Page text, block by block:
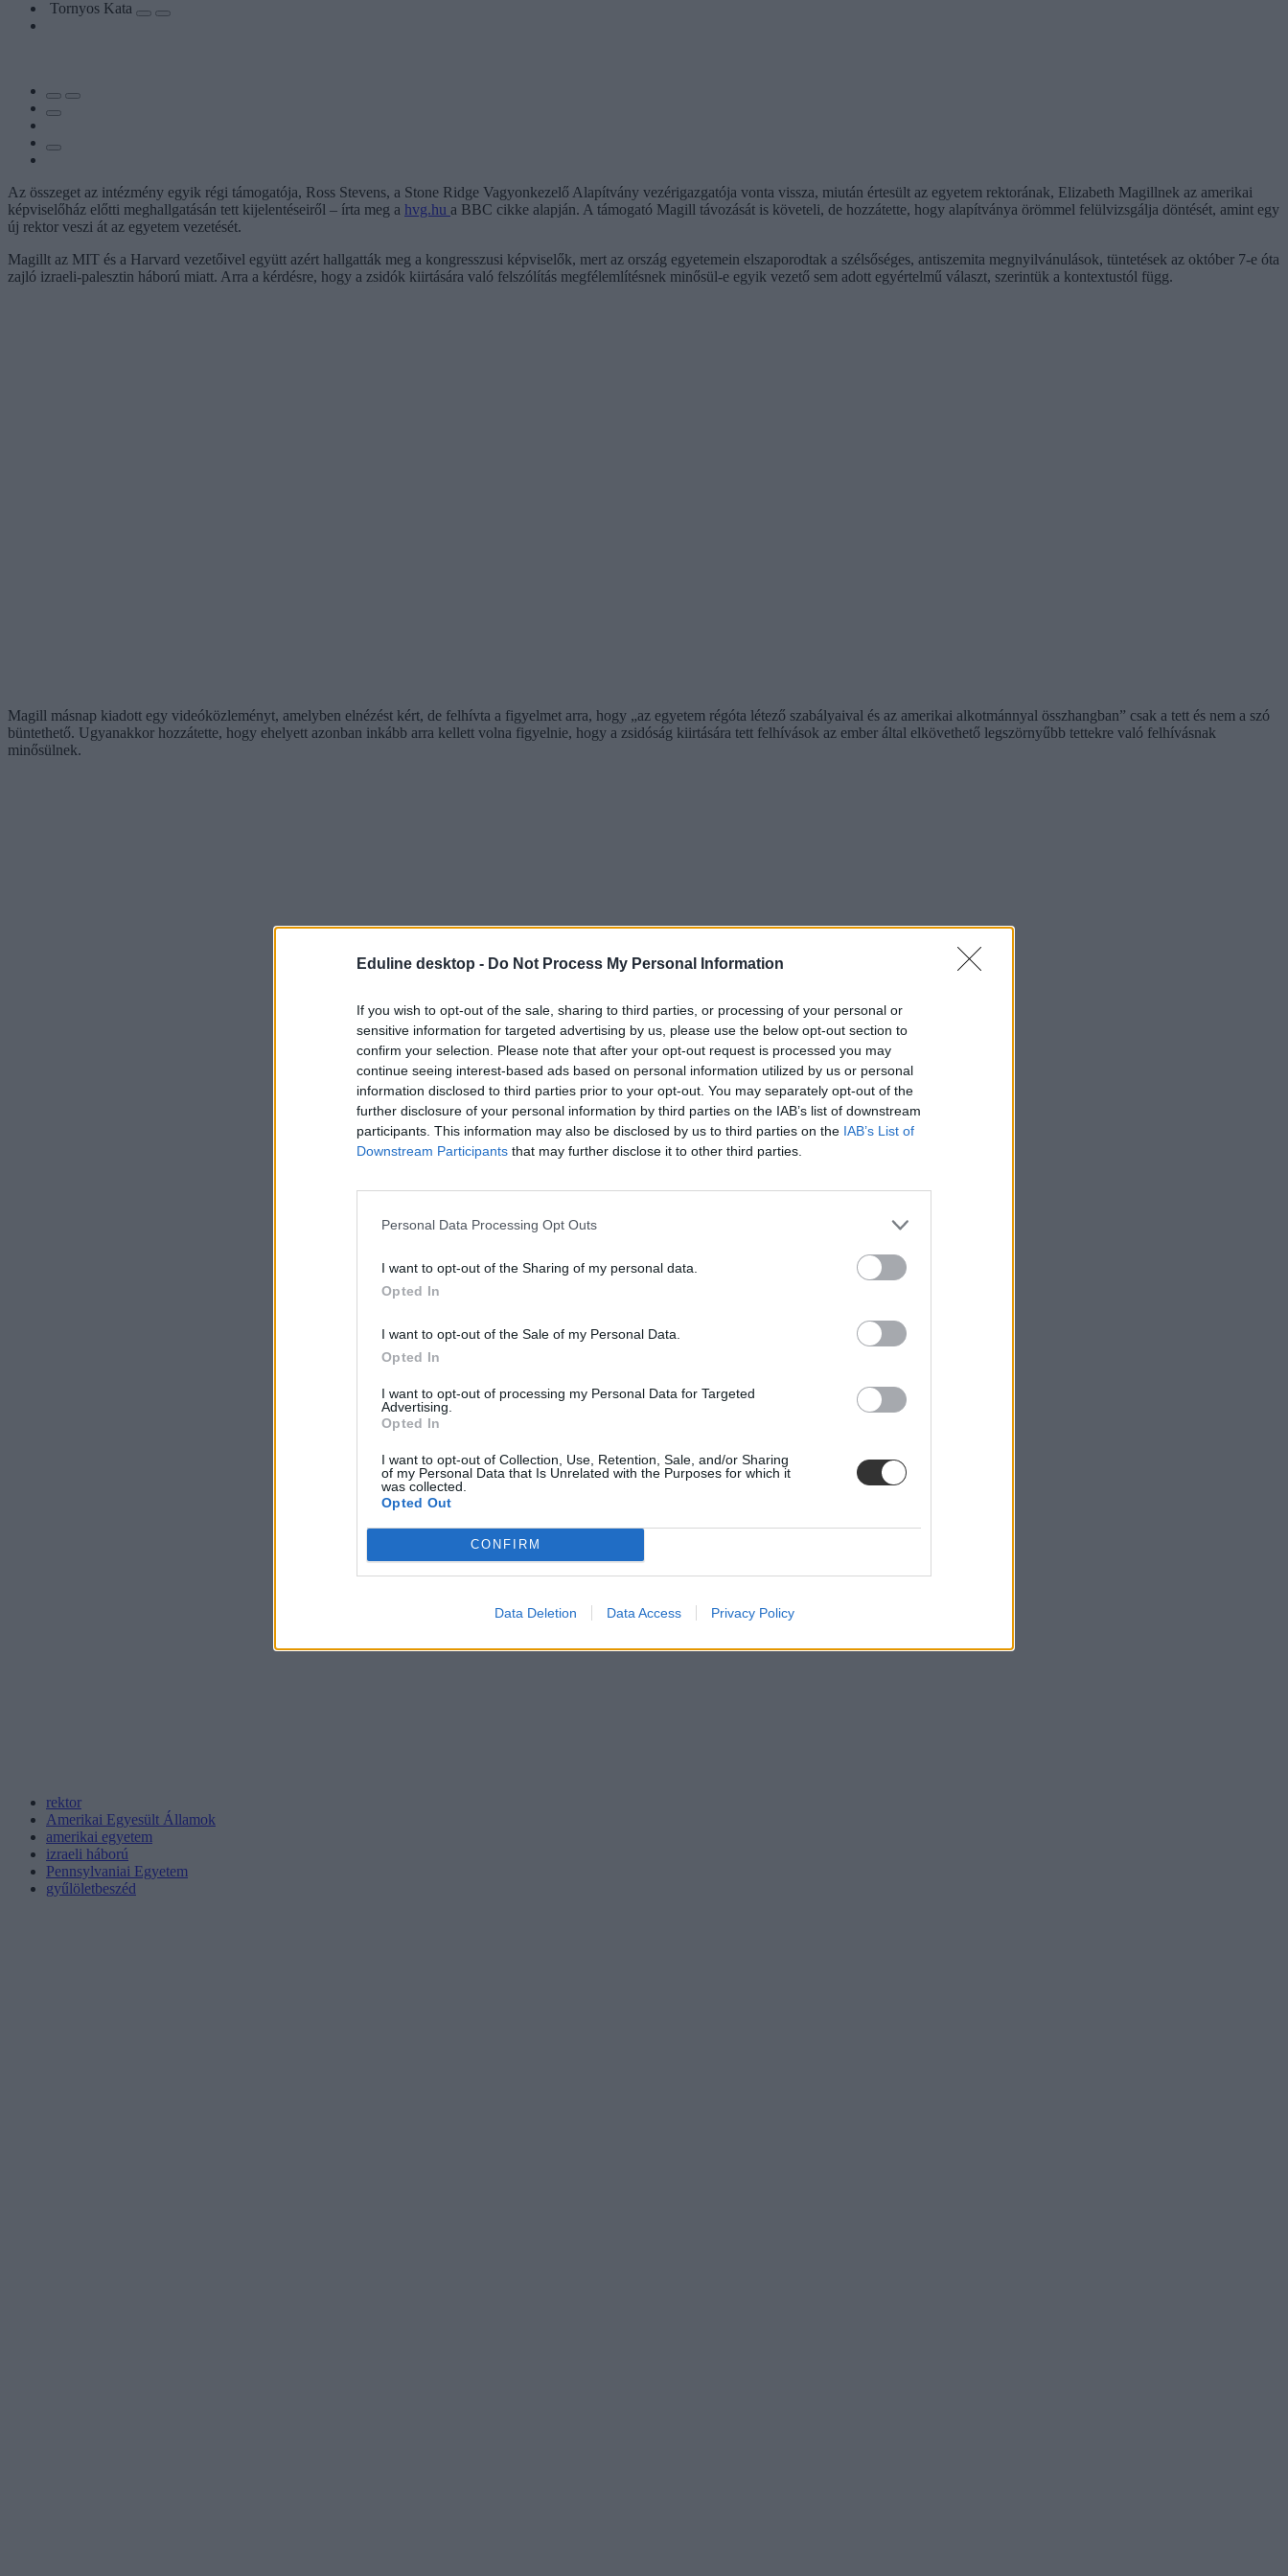
Eduline desktop - Do Not Process My Personal Information
If you wish to opt-out of the sale, sharing to third parties, or processing of your personal or
sensitive information for targeted advertising by us, please use the below opt-out section to
confirm your selection. Please note that after your opt-out request is processed you may
continue seeing interest-based ads based on personal information utilized by us or personal
information disclosed to third parties prior to your opt-out. You may separately opt-out of the
further disclosure of your personal information by third parties on the IAB’s list of downstream
participants. This information may also be disclosed by us to third parties on the IAB’s List of
Downstream Participants that may further disclose it to other third parties.
Personal Data Processing Opt Outs
I want to opt-out of the Sharing of my personal data.
Opted In
I want to opt-out of the Sale of my Personal Data.
Opted In
I want to opt-out of processing my Personal Data for Targeted
Advertising.
Opted In
I want to opt-out of Collection, Use, Retention, Sale, and/or Sharing
of my Personal Data that Is Unrelated with the Purposes for which it
was collected.
Opted Out
CONFIRM
Data Deletion Data Access Privacy Policy
Tornyos Kata
Az összeget az intézmény egyik régi támogatója, Ross Stevens, a Stone Ridge Vagyonkezelő Alapítvány vezérigazgatója vonta vissza, miután értesült az egyetem rektorának, Elizabeth Magillnek az amerikai
képviselőház előtti meghallgatásán tett kijelentéseiről – írta meg a hvg.hu a BBC cikke alapján. A támogató Magill távozását is követeli, de hozzátette, hogy alapítványa örömmel felülvizsgálja döntését, amint egy
új rektor veszi át az egyetem vezetését.
Magillt az MIT és a Harvard vezetőivel együtt azért hallgatták meg a kongresszusi képviselők, mert az ország egyetemein elszaporodtak a szélsőséges, antiszemita megnyilvánulások, tüntetések az október 7-e óta
zajló izraeli-palesztin háború miatt. Arra a kérdésre, hogy a zsidók kiirtására való felszólítás megfélemlítésnek minősül-e egyik vezető sem adott egyértelmű választ, szerintük a kontextustól függ.
Magill másnap kiadott egy videóközleményt, amelyben elnézést kért, de felhívta a figyelmet arra, hogy „az egyetem régóta létező szabályaival és az amerikai alkotmánnyal összhangban” csak a tett és nem a szó
büntethető. Ugyanakkor hozzátette, hogy ehelyett azonban inkább arra kellett volna figyelnie, hogy a zsidóság kiirtására tett felhívások az ember által elkövethető legszörnyűbb tettekre való felhívásnak
minősülnek.
rektor
Amerikai Egyesült Államok
amerikai egyetem
izraeli háború
Pennsylvaniai Egyetem
gyűlöletbeszéd